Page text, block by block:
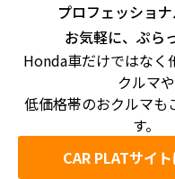
プロフェッショ
お気軽に、ぷら
Honda車だけではなく
クルマや
低価格帯のおクルマも
す。
CAR PLATサイ